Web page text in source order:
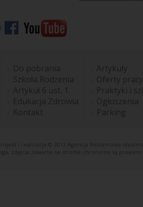
Do pobrania
Szkoła Rodzenia
Artykuł 6 ust. 1
Edukacja Zdrowia
Kontakt
Artykuły
Oferty
Praktyki i
Ogłoszenia
Parking
Projekt i realizacja © 2013 Agencja Reklamowa
loga, zdjęcia zawarte na stronie chronione są